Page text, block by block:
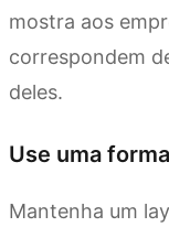
mostra aos
correspondem
deles.
Use uma
Mantenha um